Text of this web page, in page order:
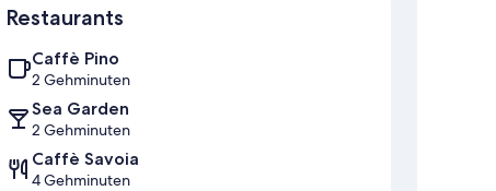
Restaurants
Caffè Pino
2 Gehminuten
Sea Garden
2 Gehminuten
Caffè Savoia
4 Gehminuten